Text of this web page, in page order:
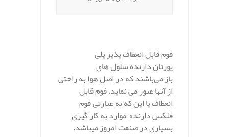
فوم قابل انعطاف پذیر پلی
یورتان دارنده سلول های
باز می‌باشند که در اصل هوا به راحتی
از آنها عبور می نماید. فوم قابل
انعطاف یا این که به عبارتی فوم
فلکس دارنده موارد به کار گیری
بسیاری در صنعت امروز میباشد.